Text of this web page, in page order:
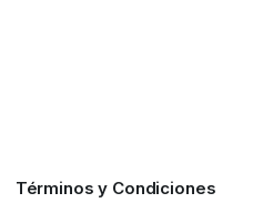
Términos y Condiciones